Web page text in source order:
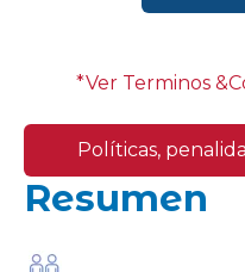
*Ver Terminos
Políticas,
Resumen